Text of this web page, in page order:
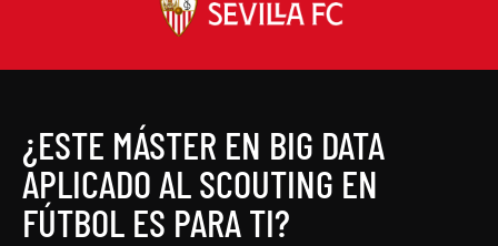
¿ESTE MÁSTER EN BIG DATA
APLICADO AL SCOUTING EN
FÚTBOL ES PARA TI?